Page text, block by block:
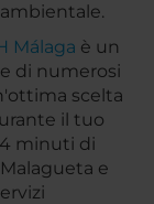
Málaga è un
di numerosi
scelta
il tuo
minuti di
e